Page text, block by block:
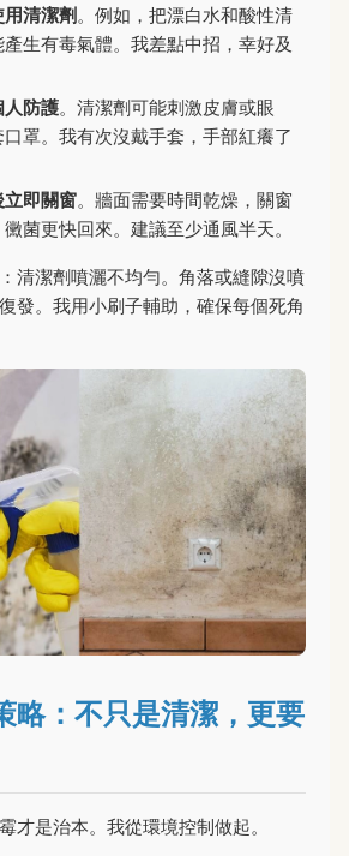
清潔劑。例如，把漂白水和酸性清
生有毒氣體。我差點中招，幸好及
人防護。清潔劑可能刺激皮膚或眼
罩。我有次沒戴手套，手部紅癢了
即關窗。牆面需要時間乾燥，關窗
菌更快回來。建議至少通風半天。
清潔劑噴灑不均勻。角落或縫隙沒噴
發。我用小刷子輔助，確保每個死角
略：不只是清潔，更要
才是治本。我從環境控制做起。